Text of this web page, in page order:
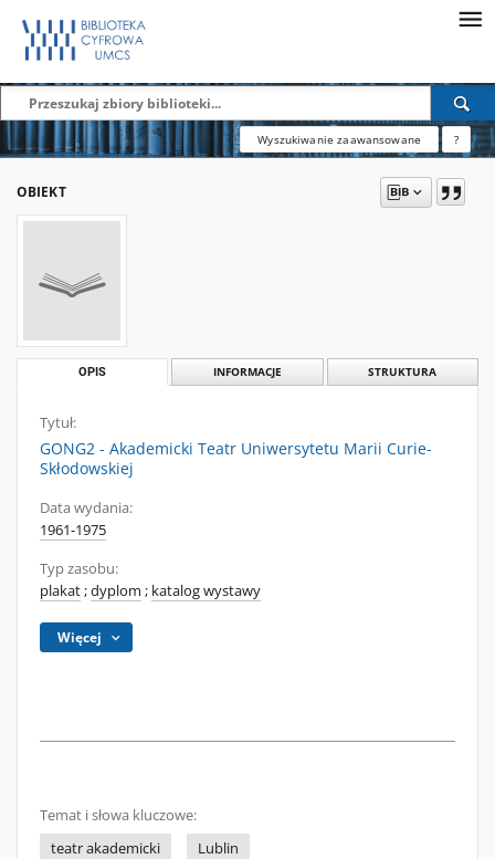
Wyszukiwanie zaawansowane ?
OBIEKT
OPIS INFORMACJE STRUKTURA
Tytuł:
GONG2 - Akademicki Teatr Uniwersytetu Marii Curie-
Skłodowskiej
Data wydania:
1961-1975
Typ zasobu:
plakat;dyplom ; katalog wystawy
Więcej
Temat i słowa kluczowe:
teatr akademicki
Lublin